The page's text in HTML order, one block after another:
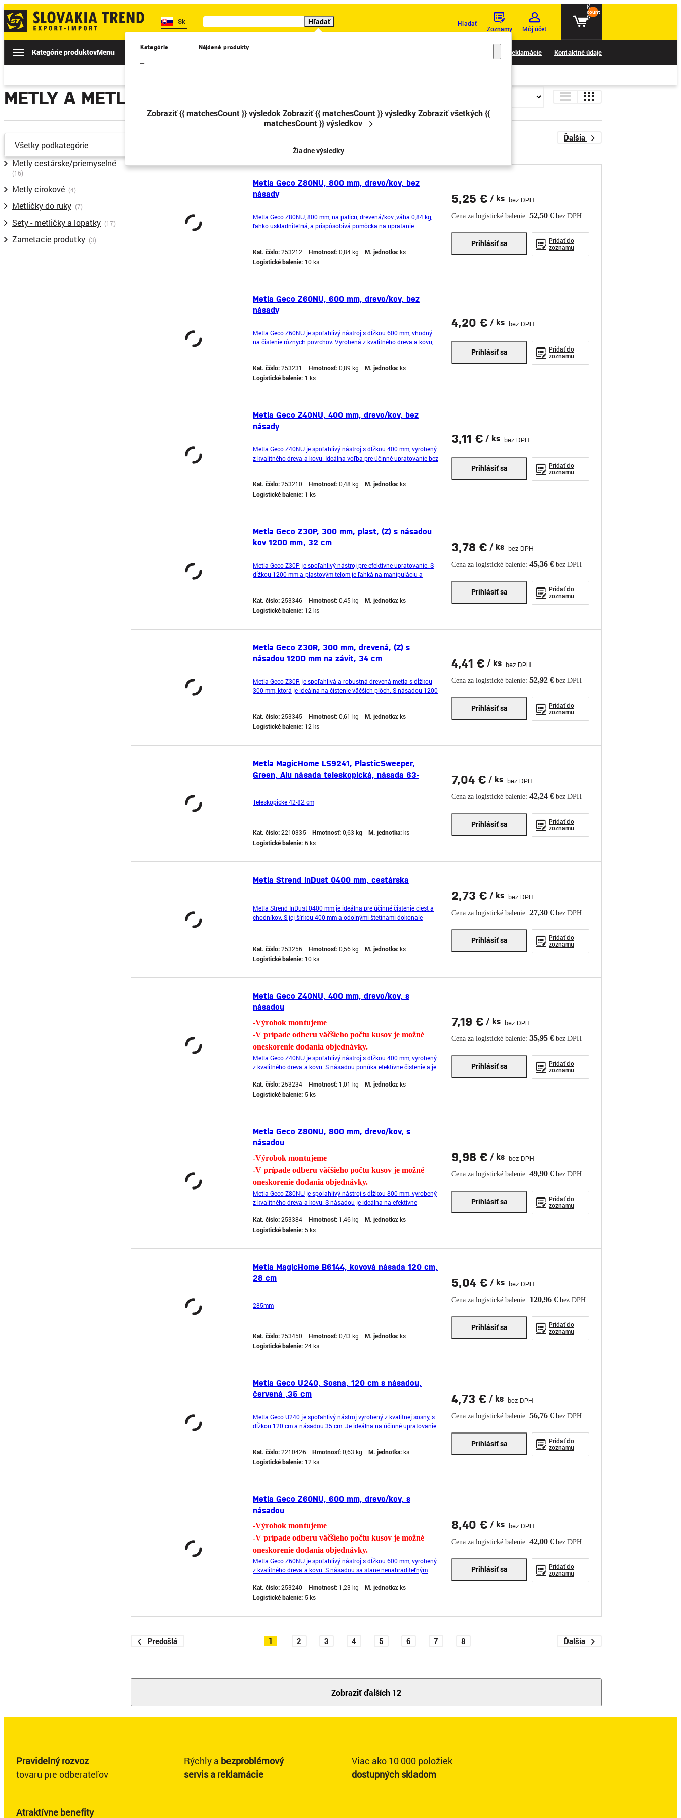
Sk Hľadať
Kategórie
–
Nájdené produkty
Zobraziť {{ matchesCount }} výsledok Zobraziť {{ matchesCount }} výsledky Zobraziť všetkých {{
matchesCount }} výsledkov
Žiadne výsledky
Hľadať
Zoznamy Môj účet
{{
count
}}
Kategórie produktovMenu Akcie Novinky II. TRIEDA Katalógy Reklamácie Kontaktné údaje
METLY A METLIČKY
Všetky podkategórie
Metly cestárske/priemyselné
(16)
Metly cirokové (4)
Metličky do ruky (7)
Sety - metličky a lopatky (17)
Zametacie produtky (3)
Ďalšia
Metla Geco Z80NU, 800 mm, drevo/kov, bez
násady
Metla Geco Z80NU, 800 mm, na palicu, drevená/kov ,váha 0,84 kg,
ľahko uskladniteľná, a prispôsobivá pomôcka na upratanie
Kat. číslo:253212 Hmotnosť:0,84 kg M. jednotka:ks
Logistické balenie: 10 ks
5,25 € / ks bez DPH
Cena za logistické balenie: 52,50 € bez DPH
Prihlásiť sa
Pridať do
zoznamu
Metla Geco Z60NU, 600 mm, drevo/kov, bez
násady
Metla Geco Z60NU je spoľahlivý nástroj s dĺžkou 600 mm, vhodný
na čistenie rôznych povrchov. Vyrobená z kvalitného dreva a kovu,
Kat. číslo:253231 Hmotnosť:0,89 kg M. jednotka:ks
Logistické balenie: 1 ks
4,20 € / ks bez DPH
Prihlásiť sa
Pridať do
zoznamu
Metla Geco Z40NU, 400 mm, drevo/kov, bez
násady
Metla Geco Z40NU je spoľahlivý nástroj s dĺžkou 400 mm, vyrobený
z kvalitného dreva a kovu. Ideálna voľba pre účinné upratovanie bez
Kat. číslo:253210 Hmotnosť:0,48 kg M. jednotka:ks
Logistické balenie: 1 ks
3,11 € / ks bez DPH
Prihlásiť sa
Pridať do
zoznamu
Metla Geco Z30P, 300 mm, plast, (Z) s násadou
kov 1200 mm, 32 cm
Metla Geco Z30P je spoľahlivý nástroj pre efektívne upratovanie. S
dĺžkou 1200 mm a plastovým telom je ľahká na manipuláciu a
Kat. číslo:253346 Hmotnosť:0,45 kg M. jednotka:ks
Logistické balenie: 12 ks
3,78 € / ks bez DPH
Cena za logistické balenie: 45,36 € bez DPH
Prihlásiť sa
Pridať do
zoznamu
Metla Geco Z30R, 300 mm, drevená, (Z) s
násadou 1200 mm na závit, 34 cm
Metla Geco Z30R je spoľahlivá a robustná drevená metla s dĺžkou
300 mm, ktorá je ideálna na čistenie väčších plôch. S násadou 1200
Kat. číslo:253345 Hmotnosť:0,61 kg M. jednotka:ks
Logistické balenie: 12 ks
4,41 € / ks bez DPH
Cena za logistické balenie: 52,92 € bez DPH
Prihlásiť sa
Pridať do
zoznamu
Metla MagicHome LS9241, PlasticSweeper,
Green, Alu násada teleskopická, násada 63-
Teleskopicke 42-82 cm
Kat. číslo:2210335 Hmotnosť:0,63 kg M. jednotka:ks
Logistické balenie:6 ks
7,04 € / ks bez DPH
Cena za logistické balenie: 42,24 € bez DPH
Prihlásiť sa
Pridať do
zoznamu
Metla Strend InDust 0400 mm, cestárska
Metla Strend InDust 0400 mm je ideálna pre účinné čistenie ciest a
chodníkov. S jej šírkou 400 mm a odolnými štetinami dokonale
Kat. číslo:253256 Hmotnosť:0,56 kg M. jednotka:ks
Logistické balenie: 10 ks
2,73 € / ks bez DPH
Cena za logistické balenie: 27,30 € bez DPH
Prihlásiť sa
Pridať do
zoznamu
Metla Geco Z40NU, 400 mm, drevo/kov, s
násadou
-Výrobok montujeme
-V prípade odberu väčšieho počtu kusov je možné
oneskorenie dodania objednávky.
Metla Geco Z40NU je spoľahlivý nástroj s dĺžkou 400 mm, vyrobený
z kvalitného dreva a kovu. S násadou ponúka efektívne čistenie a je
Kat. číslo:253234 Hmotnosť: 1,01 kg M. jednotka:ks
Logistické balenie: 5 ks
7,19 € / ks bez DPH
Cena za logistické balenie: 35,95 € bez DPH
Prihlásiť sa
Pridať do
zoznamu
Metla Geco Z80NU, 800 mm, drevo/kov, s
násadou
-Výrobok montujeme
-V prípade odberu väčšieho počtu kusov je možné
oneskorenie dodania objednávky.
Metla Geco Z80NU je spoľahlivý nástroj s dĺžkou 800 mm, vyrobený
z kvalitného dreva a kovu. S násadou je ideálna na efektívne
upratovanie jednoduché a rýchle.
Kat. číslo:253384 Hmotnosť: 1,46 kg M. jednotka:ks
Logistické balenie: 5 ks
9,98 € / ks bez DPH
Cena za logistické balenie: 49,90 € bez DPH
Prihlásiť sa
Pridať do
zoznamu
Metla MagicHome B6144, kovová násada 120 cm,
28 cm
285mm
Kat. číslo:253450 Hmotnosť:0,43 kg M. jednotka:ks
Logistické balenie:24 ks
5,04 € / ks bez DPH
Cena za logistické balenie: 120,96 € bez DPH
Prihlásiť sa
Pridať do
zoznamu
Metla Geco U240, Sosna, 120 cm s násadou,
červená ,35 cm
Metla Geco U240 je spoľahlivý nástroj vyrobený z kvalitnej sosny, s
dĺžkou 120 cm a násadou 35 cm. Je ideálna na účinné upratovanie
každom upratovaní.
Kat. číslo:2210426 Hmotnosť:0,63 kg M. jednotka:ks
Logistické balenie: 12 ks
4,73 € / ks bez DPH
Cena za logistické balenie: 56,76 € bez DPH
Prihlásiť sa
Pridať do
zoznamu
Metla Geco Z60NU, 600 mm, drevo/kov, s
násadou
-Výrobok montujeme
-V prípade odberu väčšieho počtu kusov je možné
oneskorenie dodania objednávky.
Metla Geco Z60NU je spoľahlivý nástroj s dĺžkou 600 mm, vyrobený
z kvalitného dreva a kovu. S násadou sa stane nenahraditeľným
efektívne a pohodlné čistenie s touto vysoko kvalitnou metlou.
Kat. číslo:253240 Hmotnosť: 1,23 kg M. jednotka:ks
Logistické balenie: 5 ks
8,40 € / ks bez DPH
Cena za logistické balenie: 42,00 € bez DPH
Prihlásiť sa
Pridať do
zoznamu
Zobraziť ďalších 12
Predošlá 1 2 3 4 5 6 7 8 Ďalšia
Pravidelný rozvoz
tovaru pre odberateľov
Rýchly a bezproblémový
servis a reklamácie
Viac ako 10 000 položiek
dostupných skladom
Atraktívne benefity